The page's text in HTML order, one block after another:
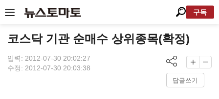
구독
코스닥 기관 순매수 상위종목(확정)
입력: 2012-07-30 20:02:27
수정: 2012-07-30 20:03:38
답글쓰기